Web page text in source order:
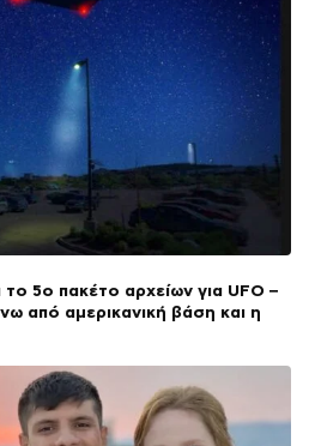
5ο πακέτο αρχείων για UFO –
από αμερικανική βάση και η